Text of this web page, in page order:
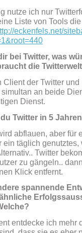
nutze ich nur
Liste von Tools
eckenfels.net/
bei Twitter, was
die
Client der Twitter
an beide
Dienst.
Twitter in 5
abflauen, aber für
ein täglich
Twitter
zu gängeln..
Klick entfernt.
spannende
entdecke ich mehr